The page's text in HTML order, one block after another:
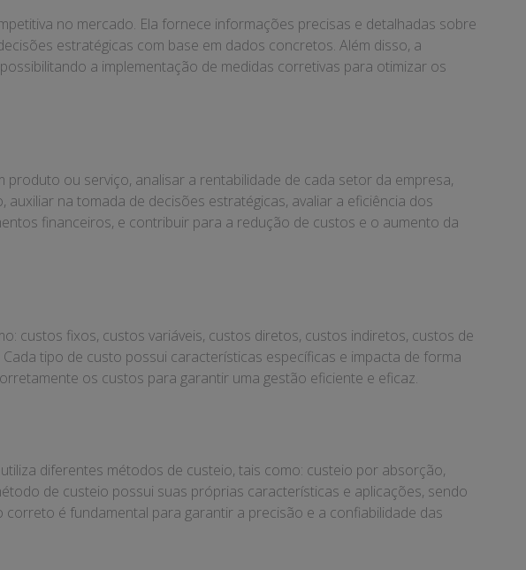
no mercado. Ela fornece informações precisas e detalhadas sobre
estratégicas com base em dados concretos. Além disso, a
a implementação de medidas corretivas para otimizar os
ou serviço, analisar a rentabilidade de cada setor da empresa,
na tomada de decisões estratégicas, avaliar a eficiência dos
financeiros, e contribuir para a redução de custos e o aumento da
custos fixos, custos variáveis, custos diretos, custos indiretos, custos de
tipo de custo possui características específicas e impacta de forma
os custos para garantir uma gestão eficiente e eficaz.
diferentes métodos de custeio, tais como: custeio por absorção,
de custeio possui suas próprias características e aplicações, sendo
é fundamental para garantir a precisão e a confiabilidade das